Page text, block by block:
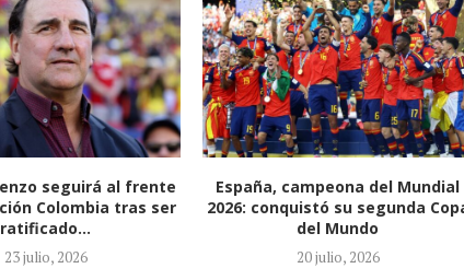
del Mundial
su segunda Copa
del Mundo
20 julio, 2026
Valledupar despide una historia
que se convirtió en leyenda: así
será la...
14 julio, 2026